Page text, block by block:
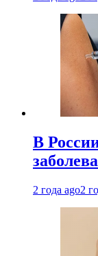
В
2 года ago2